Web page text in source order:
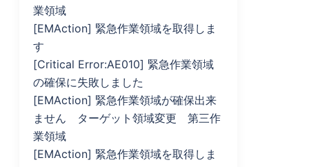
業領域
[EMAction] 緊急作業領域を取得しま
す
[Critical Error:AE010] 緊急作業領域
の確保に失敗しました
[EMAction] 緊急作業領域が確保出来
ません ターゲット領域変更 第三作
業領域
[EMAction] 緊急作業領域を取得しま